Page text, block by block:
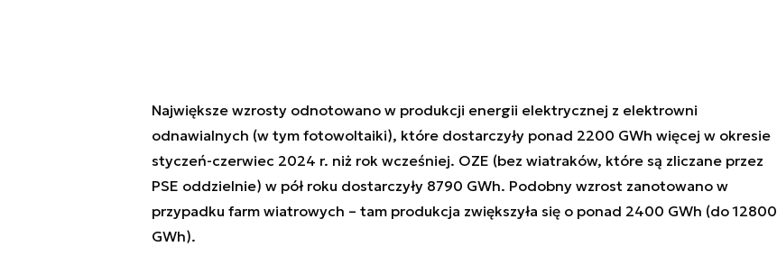
Największe wzrosty odnotowano w produkcji energii elektrycznej z elektrowni
odnawialnych (w tym fotowoltaiki), które dostarczyły ponad 2200 GWh więcej w okresie
styczeń-czerwiec 2024 r. niż rok wcześniej. OZE (bez wiatraków, które są zliczane przez
PSE oddzielnie) w pół roku dostarczyły 8790 GWh. Podobny wzrost zanotowano w
przypadku farm wiatrowych – tam produkcja zwiększyła się o ponad 2400 GWh (do 12800
GWh).